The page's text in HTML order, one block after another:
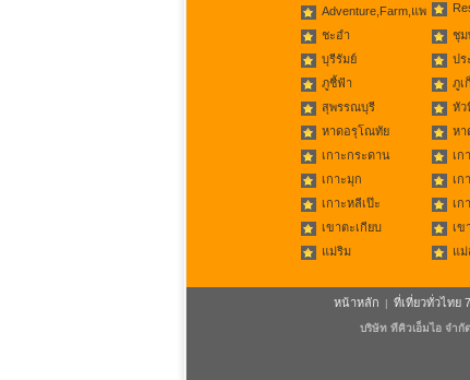
Adventure,Farm,แพ
ชะอำ
ชุม
บุรีรัมย์
ปร
ภูชี้ฟ้า
ภูเ
สุพรรณบุรี
หัว
หาดอรุโณทัย
หา
เกาะกระดาน
เก
เกาะมุก
เก
เกาะหลีเป๊ะ
เก
เขาตะเกียบ
เข
แม่ริม
แม่
หน้าหลัก | ที่เที่ยวทั่วไทย
บริษัท ทีคิวเอ็มไอ จำกัด